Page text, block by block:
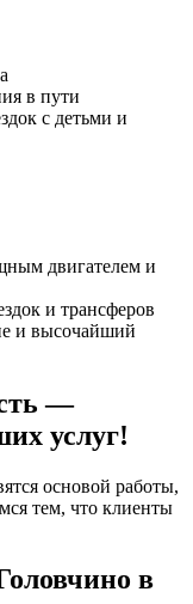
в пути
с детьми и
двигателем и
и трансферов
и высочайший
—
услуг!
основой работы,
тем, что клиенты
в